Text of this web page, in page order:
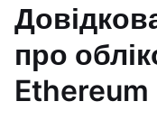
про
Ethereum